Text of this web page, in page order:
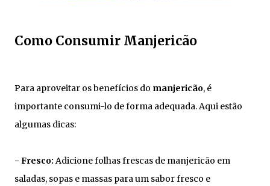
Como Consumir Manjericão
Para aproveitar os benefícios do manjericão, é
importante consumi-lo de forma adequada. Aqui estão
algumas dicas:
- Fresco: Adicione folhas frescas de manjericão em
saladas, sopas e massas para um sabor fresco e